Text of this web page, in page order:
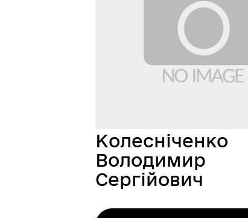
Колесніченко
Володимир
Сергійович